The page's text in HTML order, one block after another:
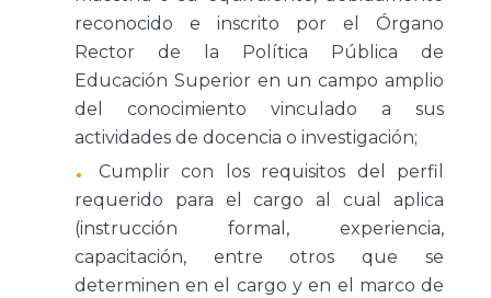
reconocido e inscrito por el Órgano
Rector de la Política Pública de
Educación Superior en un campo amplio
del conocimiento vinculado a sus
actividades de docencia o investigación;
Cumplir con los requisitos del perfil
requerido para el cargo al cual aplica
(instrucción formal, experiencia,
capacitación, entre otros que se
determinen en el cargo y en el marco de